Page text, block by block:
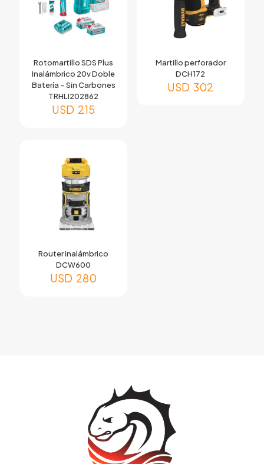
Rotomartillo SDS Plus
Inalámbrico 20v Doble
Batería – Sin Carbones
TRHLI202862
USD 215
Martillo perforador
DCH172
USD 302
Router inalámbrico
DCW600
USD 280